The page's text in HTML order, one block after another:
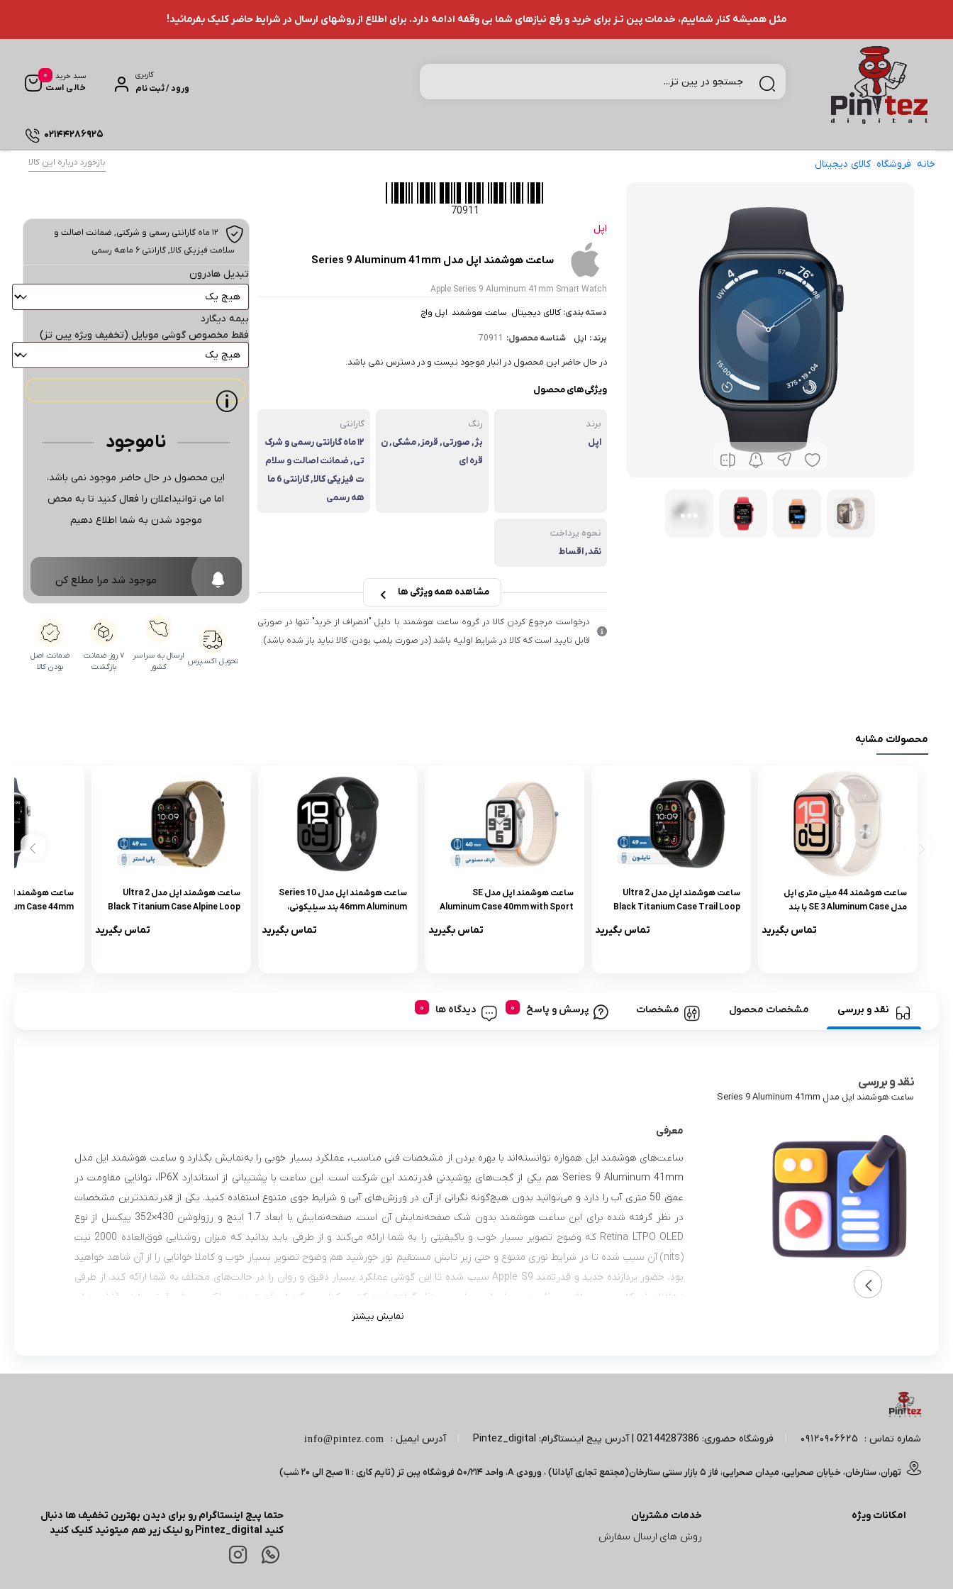
مثل همیشه کنار شماییم، خدمات پین تـز برای خرید و رفع نیازهای شما بی وقفه ادامه دارد. برای اطلاع از روشهای ارسال در شرایط حاضر کلیک بفرمائید!
کاربری
ورود / ثبت نام
سبد خرید
خالی است
0
02144286925
خانه فروشگاه کالای دیجیتال بازخورد درباره این کالا
70911
اپل
ساعت هوشمند اپل مدل Series 9 Aluminum 41mm
Apple Series 9 Aluminum 41mm Smart Watch
دسته بندی: کالای دیجیتال، ساعت هوشمند، اپل واچ
برند : اپل شناسه محصول: 70911
در حال حاضر این محصول در انبار موجود نیست و در دسترس نمی باشد.
ویژگی‌های محصول
برند
اپل
رنگ
بژ, صورتی, قرمز, مشکی, ن
قره ای
گارانتی
۱۲ ماه گارانتی رسمی و شرک
تی, ضمانت اصالت و سلام
ت فیزیکی کالا, گارانتی 6 ما
هه رسمی
نحوه پرداخت
نقد, اقساط
مشاهده همه ویژگی ها
درخواست مرجوع کردن کالا در گروه ساعت هوشمند با دلیل "انصراف از خرید" تنها در صورتی
قابل تایید است که کالا در شرایط اولیه باشد (در صورت پلمپ بودن، کالا نباید باز شده باشد).
۱۲ ماه گارانتی رسمی و شرکتی, ضمانت اصالت و
سلامت فیزیکی کالا, گارانتی 6 ماهه رسمی
تبدیل هادرون
بیمه دیگارد
فقط مخصوص گوشی موبایل (تخفیف ویژه پین تز)
ناموجود
این محصول در حال حاضر موجود نمی باشد،
اما می توانیداعلان را فعال کنید تا به محض
موجود شدن به شما اطلاع دهیم
موجود شد مرا مطلع کن
تحویل اکسپرس
ارسال به سراسر
کشور
۷ روز ضمانت
بازگشت
ضمانت اصل
بودن کالا
محصولات مشابه
ساعت هوشمند 44 میلی متری اپل
مدل SE 3 Aluminum Case با بند
تماس بگیرید
ساعت هوشمند اپل مدل Ultra 2
Black Titanium Case Trail Loop
تماس بگیرید
ساعت هوشمند اپل مدل SE
Aluminum Case 40mm with Sport
تماس بگیرید
ساعت هوشمند اپل مدل Series 10
46mm Aluminum بند سیلیکونی،
خون، شمارنده ضربان قلب، محاسبه
تماس بگیرید
ساعت هوشمند اپل مدل Ultra 2
Black Titanium Case Alpine Loop
تماس بگیرید
Case 44mm
نقد و بررسی مشخصات محصول مشخصات پرسش و پاسخ دیدگاه ها
نقد و بررسی
ساعت هوشمند اپل مدل Series 9 Aluminum 41mm
معرفی
ساعت‌های هوشمند اپل همواره توانسته‌اند با بهره بردن از مشخصات فنی مناسب، عملکرد بسیار خوبی را به‌نمایش بگذارد و ساعت هوشمند اپل مدل
Series 9 Aluminum 41mm هم یکی از گجت‌‌های پوشیدنی قدرتمند این شرکت است. این ساعت با پشتیبانی از استاندارد IP6X، توانایی مقاومت در
عمق 50 متری آب را دارد و می‌توانید بدون هیچ‌گونه نگرانی از آن در ورزش‌های آبی و شرایط جوی متنوع استفاده کنید. یکی از قدرتمند‌ترین مشخصات
در نظر گرفته شده برای این ساعت هوشمند بدون شک صفحه‌نمایش آن است. صفحه‌نمایش با ابعاد 1.7 اینچ و رزولوشن 430×352 پیکسل از نوع
Retina LTPO OLED که وضوح تصویر بسیار خوب و با‌کیفیتی را به شما ارائه می‌کند و از طرفی باید بدانید که میزان روشنایی فوق‌العاده 2000 نیت
(nits) آن سبب شده تا در شرایط نوری متنوع و حتی زیر تابش مستقیم نور خورشید هم وضوح تصویر بسیار خوب و کاملا خوانایی را از آن شاهد خواهید
بود. حضور پردازنده جدید و قدرتمند Apple S9 سبب شده تا این گوشی عملکرد بسیار دقیق و روان را در حالت‌های مختلف به شما ارائه کند. از طرفی
نرم‌افزار‌های کاربردی و سلامت جذابی هم برای این ساعت در نظر گرفته شده که در کنار حسگر‌های قدرتمند، عملکرد بسیار دقیقی دارند. قابلیت‌های
سلامت همچون شمارشگر ضربان قلب و کنترل میزان اکسیژن موجود در خون هم این ساعت هوشمند را همراهی می‌کنند. رابط کاربری جذاب این
دنبال خرید ساعت هوشمند همه‌چیز تمامی هستید که در هر شرایطی از آن استفاده کنید و عملکرد بسار خوب و با‌کیفیتی را شاهد باشید، ساعت
نمایش بیشتر
شماره تماس : 09120906625 فروشگاه حضوری: 02144287386 | آدرس پیج اینستاگرام: Pintez_digital آدرس ایمیل : info@pintez.com
تهران، ستارخان، خیابان صحرایی، میدان صحرایی، فاز 5 بازار سنتی ستارخان(مجتمع تجاری آپادانا) ، ورودی A، واحد 50/214 فروشگاه پبن تز (تایم کاری : 11 صبح الی 20 شب)
امکانات ویژه
خدمات مشتریان
روش های ارسال سفارش
حتما پیج اینستاگرام رو برای دیدن بهترین تخفیف ها دنبال
کنید Pintez_digital رو لینک زیر هم میتونید کلیک کنید